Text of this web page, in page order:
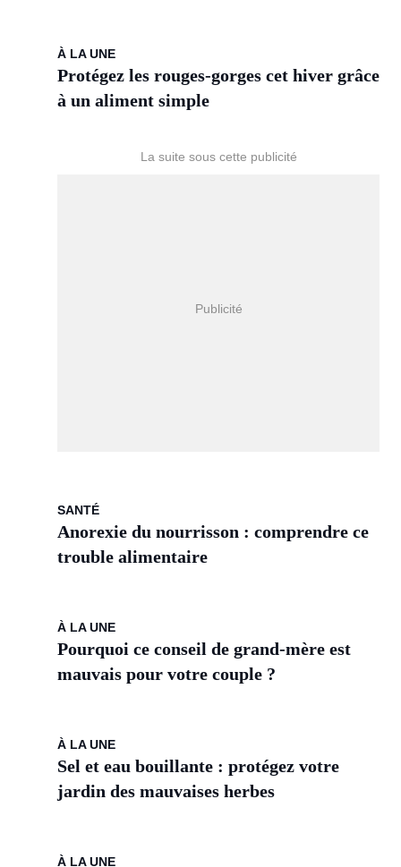
À LA UNE
Protégez les rouges-gorges cet hiver grâce
à un aliment simple
SANTÉ
Anorexie du nourrisson : comprendre ce
trouble alimentaire
À LA UNE
Pourquoi ce conseil de grand-mère est
mauvais pour votre couple ?
À LA UNE
Sel et eau bouillante : protégez votre
jardin des mauvaises herbes
À LA UNE